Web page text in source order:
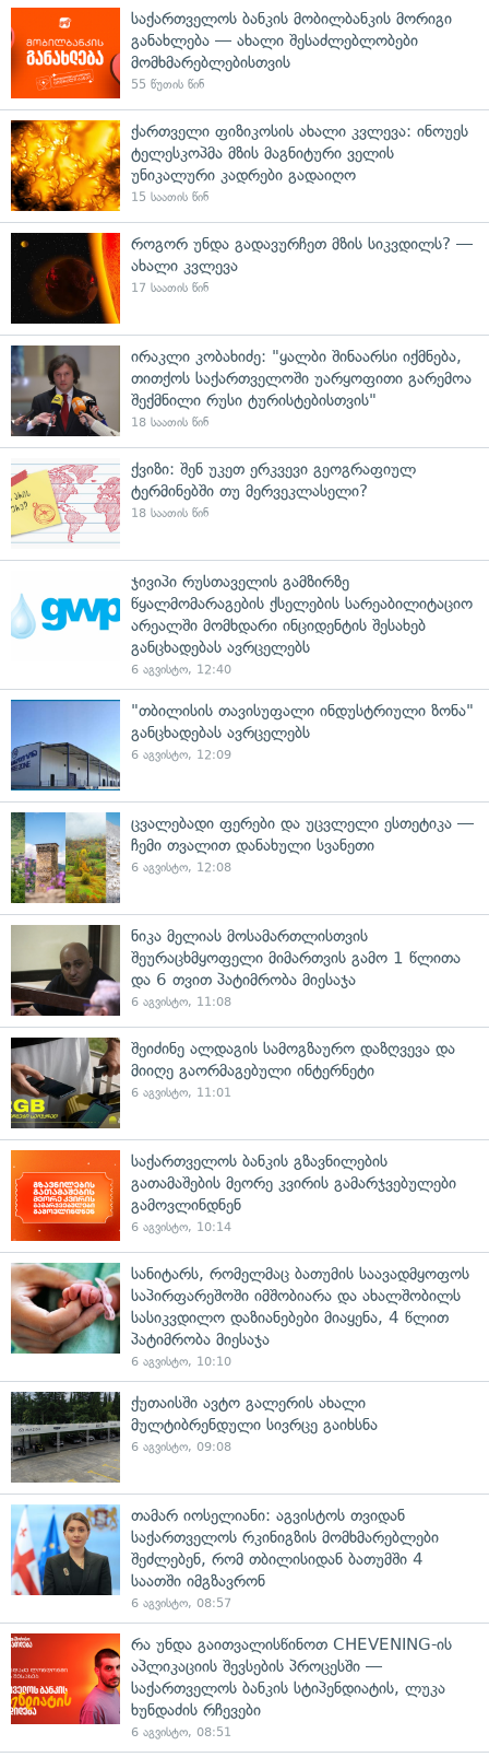
საქართველოს ბანკის მობილბანკის მორიგი
განახლება — ახალი შესაძლებლობები
მომხმარებლებისთვის
55 წუთის წინ
ქართველი ფიზიკოსის ახალი კვლევა: ინოუეს
ტელესკოპმა მზის მაგნიტური ველის
უნიკალური კადრები გადაიღო
15 საათის წინ
როგორ უნდა გადავურჩეთ მზის სიკვდილს? —
ახალი კვლევა
17 საათის წინ
ირაკლი კობახიძე: "ყალბი შინაარსი იქმნება,
თითქოს საქართველოში უარყოფითი გარემოა
შექმნილი რუსი ტურისტებისთვის"
18 საათის წინ
ქვიზი: შენ უკეთ ერკვევი გეოგრაფიულ
ტერმინებში თუ მერვეკლასელი?
18 საათის წინ
ჯივიპი რუსთაველის გამზირზე
წყალმომარაგების ქსელების სარეაბილიტაციო
არეალში მომხდარი ინციდენტის შესახებ
განცხადებას ავრცელებს
6 აგვისტო, 12:40
"თბილისის თავისუფალი ინდუსტრიული ზონა"
განცხადებას ავრცელებს
6 აგვისტო, 12:09
ცვალებადი ფერები და უცვლელი ესთეტიკა —
ჩემი თვალით დანახული სვანეთი
6 აგვისტო, 12:08
ნიკა მელიას მოსამართლისთვის
შეურაცხმყოფელი მიმართვის გამო 1 წლითა
და 6 თვით პატიმრობა მიესაჯა
6 აგვისტო, 11:08
შეიძინე ალდაგის სამოგზაურო დაზღვევა და
მიიღე გაორმაგებული ინტერნეტი
6 აგვისტო, 11:01
საქართველოს ბანკის გზავნილების
გათამაშების მეორე კვირის გამარჯვებულები
გამოვლინდნენ
6 აგვისტო, 10:14
სანიტარს, რომელმაც ბათუმის საავადმყოფოს
საპირფარეშოში იმშობიარა და ახალშობილს
სასიკვდილო დაზიანებები მიაყენა, 4 წლით
პატიმრობა მიესაჯა
6 აგვისტო, 10:10
ქუთაისში ავტო გალერის ახალი
მულტიბრენდული სივრცე გაიხსნა
6 აგვისტო, 09:08
თამარ იოსელიანი: აგვისტოს თვიდან
საქართველოს რკინიგზის მომხმარებლები
შეძლებენ, რომ თბილისიდან ბათუმში 4
საათში იმგზავრონ
6 აგვისტო, 08:57
რა უნდა გაითვალისწინოთ CHEVENING-ის
აპლიკაციის შევსების პროცესში —
საქართველოს ბანკის სტიპენდიატის, ლუკა
ხუნდაძის რჩევები
6 აგვისტო, 08:51